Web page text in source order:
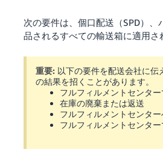
日
本
한
국
KR
ロ
次の要件は、個口配送（SPD）
品されるすべての輸送箱に適用さ
重要: 以下の要件を配送会社に伝
の結果を招くことがあります。
フルフィルメントセンタ
在庫の廃棄または返送
フルフィルメントセンタ
フルフィルメントセンタ